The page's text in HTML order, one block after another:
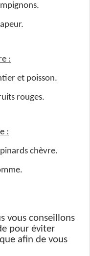
:
et poisson.
rouges.
:
chèvre.
vous conseillons
pour éviter
afin de vous